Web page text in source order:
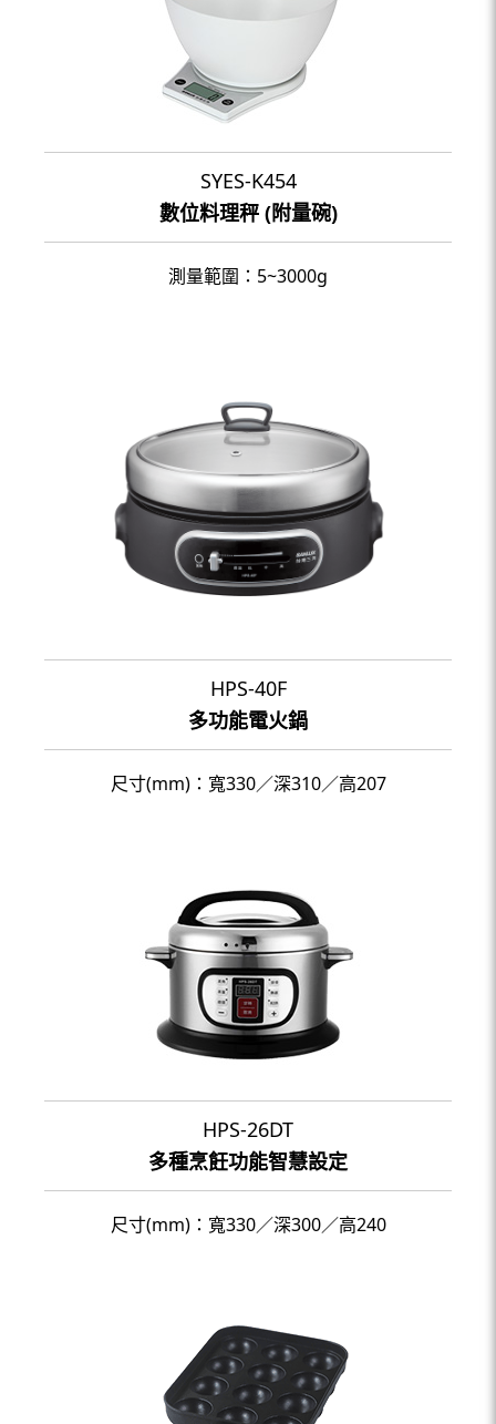
SYES-K454
數位料理秤 (附量碗)
測量範圍：5~3000g
HPS-40F
多功能電火鍋
尺寸(mm)：寬330／深310／高207
HPS-26DT
多種烹飪功能智慧設定
尺寸(mm)：寬330／深300／高240